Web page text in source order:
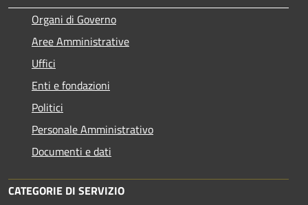
Organi di Governo
Aree Amministrative
Uffici
Enti e fondazioni
Politici
Personale Amministrativo
Documenti e dati
CATEGORIE DI SERVIZIO